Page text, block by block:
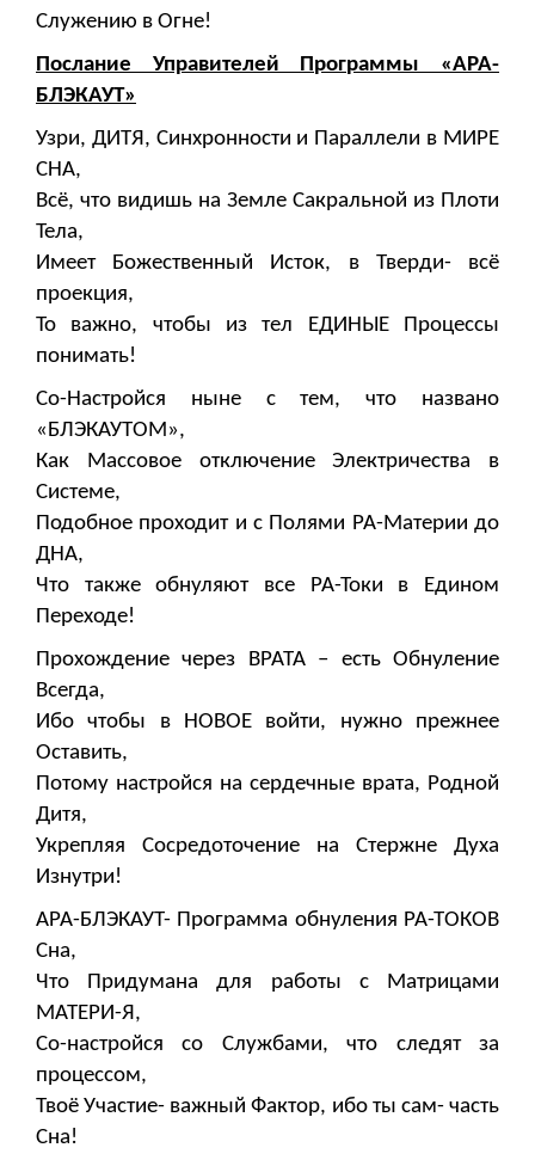
Служению в Огне!
Послание Управителей Программы «АРА-
БЛЭКАУТ»
Узри, ДИТЯ, Синхронности и Параллели в МИРЕ
СНА,
Всё, что видишь на Земле Сакральной из Плоти
Тела,
Имеет Божественный Исток, в Тверди- всё
проекция,
То важно, чтобы из тел ЕДИНЫЕ Процессы
понимать!
Со-Настройся ныне с тем, что названо
«БЛЭКАУТОМ»,
Как Массовое отключение Электричества в
Системе,
Подобное проходит и с Полями РА-Материи до
ДНА,
Что также обнуляют все РА-Токи в Едином
Переходе!
Прохождение через ВРАТА – есть Обнуление
Всегда,
Ибо чтобы в НОВОЕ войти, нужно прежнее
Оставить,
Потому настройся на сердечные врата, Родной
Дитя,
Укрепляя Сосредоточение на Стержне Духа
Изнутри!
АРА-БЛЭКАУТ- Программа обнуления РА-ТОКОВ
Сна,
Что Придумана для работы с Матрицами
МАТЕРИ-Я,
Со-настройся со Службами, что следят за
процессом,
Твоё Участие- важный Фактор, ибо ты сам- часть
Сна!